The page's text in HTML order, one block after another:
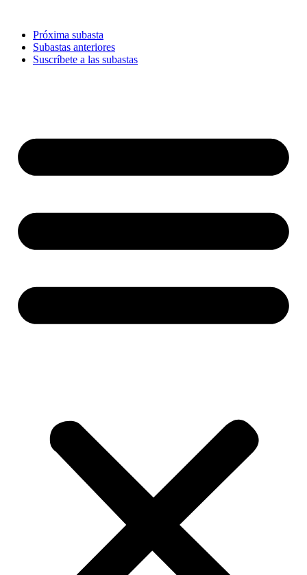
contenidoPróxima subasta
Subastas anteriores
Suscríbete a las subastas